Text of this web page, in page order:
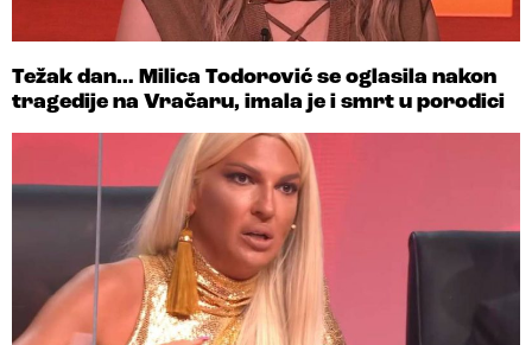
Težak dan… Milica Todorović se oglasila nakon
tragedije na Vračaru, imala je i smrt u porodici